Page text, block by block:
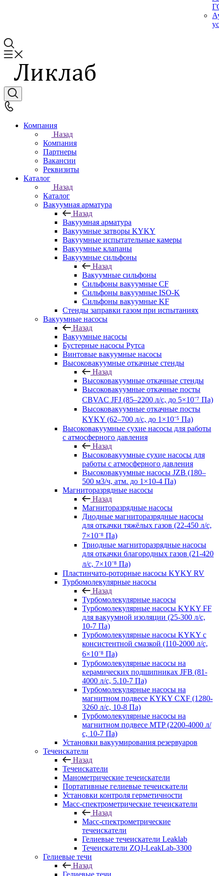
Компания
Назад
Компания
Партнеры
Вакансии
Реквизиты
Каталог
Назад
Каталог
Вакуумная арматура
Назад
Вакуумная арматура
Вакуумные затворы KYKY
Вакуумные испытательные камеры
Вакуумные клапаны
Вакуумные сильфоны
Назад
Вакуумные сильфоны
Сильфоны вакуумные CF
Сильфоны вакуумные ISO-K
Сильфоны вакуумные KF
Стенды заправки газом при испытаниях
Вакуумные насосы
Назад
Вакуумные насосы
Бустерные насосы Рутса
Винтовые вакуумные насосы
Высоковакуумные откачные стенды
Назад
Высоковакуумные откачные стенды
Высоковакуумные откачные посты
CBVAC JFJ (85–2200 л/с, до 5×10⁻⁷ Па)
Высоковакуумные откачные посты
KYKY (62–700 л/с, до 1×10⁻⁵ Па)
Высоковакуумные сухие насосы для работы
с атмосферного давления
Назад
Высоковакуумные сухие насосы для
работы с атмосферного давления
Высоковакуумные насосы JZB (180–
500 м3/ч, атм. до 1×10-4 Па)
Магниторазрядные насосы
Назад
Магниторазрядные насосы
Диодные магниторазрядные насосы
для откачки тяжёлых газов (22-450 л/с,
7×10⁻⁸ Па)
Триодные магниторазрядные насосы
для откачки благородных газов (21-420
л/с, 7×10⁻⁸ Па)
Пластинчато-роторные насосы KYKY RV
Турбомолекулярные насосы
Назад
Турбомолекулярные насосы
Турбомолекулярные насосы KYKY FF
для вакуумной изоляции (25-300 л/с,
10-7 Па)
Турбомолекулярные насосы KYKY с
консистентной смазкой (110-2000 л/с,
6×10⁻⁸ Па)
Турбомолекулярные насосы на
керамических подшипниках JFB (81-
4000 л/с, 5.10-7 Па)
Турбомолекулярные насосы на
магнитном подвесе KYKY CXF (1280-
3260 л/с, 10-8 Па)
Турбомолекулярные насосы на
магнитном подвесе MTP (2200-4000 л/
с, 10-7 Па)
Установки вакуумирования резервуаров
Течеискатели
Назад
Течеискатели
Манометрические течеискатели
Портативные гелиевые течеискатели
Установки контроля герметичности
Масс-спектрометрические течеискатели
Назад
Масс-спектрометрические
течеискатели
Гелиевые течеискатели Leaklab
Течеискатели ZQJ-LeakLab-3300
Гелиевые течи
Назад
Гелиевые течи